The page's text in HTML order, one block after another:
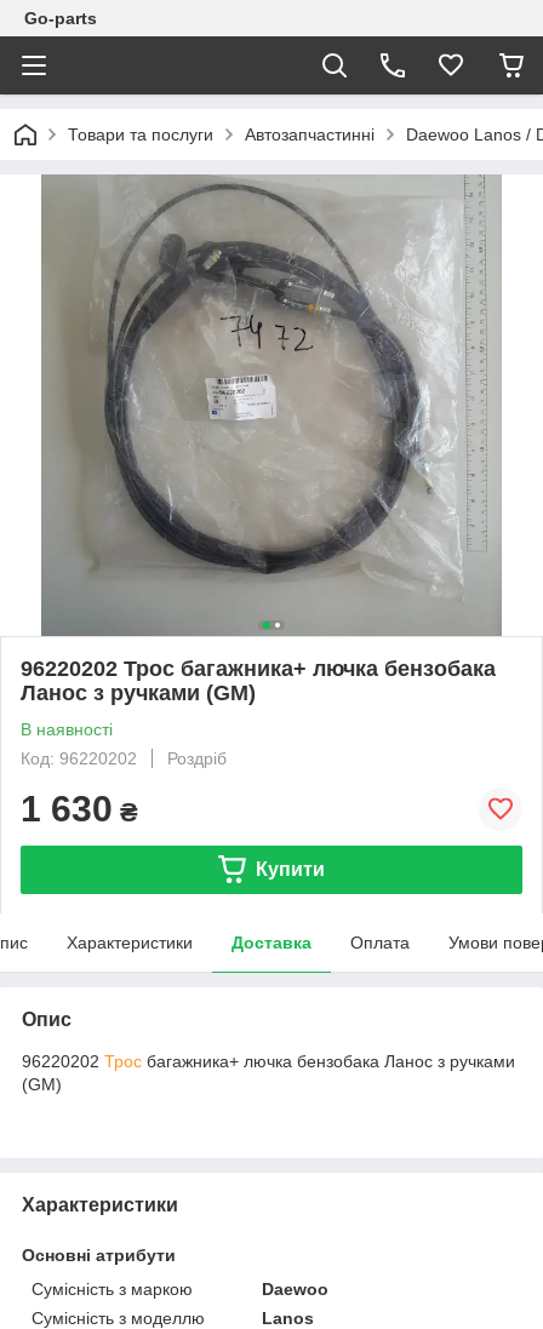
Go-parts
Товари та послуги Автозапчастинні Daewoo Lanos /
96220202 Трос багажника+ лючка бензобака
Ланос з ручками (GM)
В наявності
Код: 96220202
Роздріб
1 630 ₴
Купити
Характеристики Доставка Оплата Умови
Опис
96220202 Трос багажника+ лючка бензобака Ланос з ручками
(GM)
Характеристики
Основні атрибути
Сумісність з маркою
Daewoo
Сумісність з моделлю
Lanos